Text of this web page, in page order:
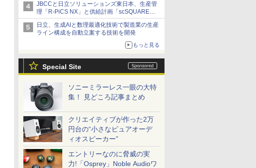
JBCCと日立ソリューションズ東日本、生産管
理「R-PiCS NX」と供給計画「scSQUARE
ISP」の連携サービスを提供開始
日立、生成AIと数理最適化技術で製造業の生産
ライン構成を自動立案する技術を開発
もっと見る
Special Site
ソニーミラーレス一眼の大特
集！ 見どころ記事まとめ
クリエイティブが作った2万
円台の“小さなピュアオーデ
ィオスピーカー”
エントリーなのに脅威の実
力!「Osprey」Noble Audioワ